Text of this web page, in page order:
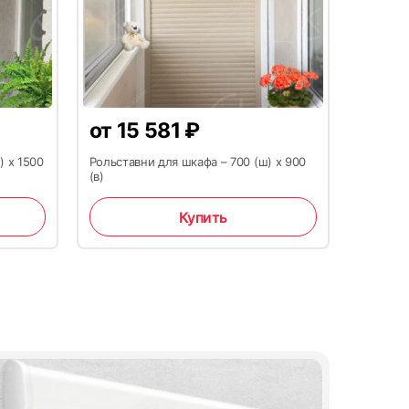
1 500
Пульт Doorhan Transmitter 4 PRO
Купить
для платежа вручную, так как все данные
ремонт выполняется в срок от
3 до 30 дней с даты обращения
х 1500
от 15 581 ₽
Рольставни для шкафа – 700 (ш) х 900
(в)
Купить